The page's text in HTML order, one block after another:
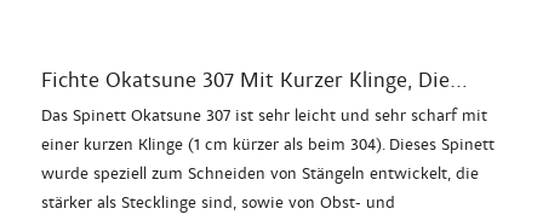
Fichte Okatsune 307 Mit Kurzer Klinge, Die...
Das Spinett Okatsune 307 ist sehr leicht und sehr scharf mit
einer kurzen Klinge (1 cm kürzer als beim 304). Dieses Spinett
wurde speziell zum Schneiden von Stängeln entwickelt, die
stärker als Stecklinge sind, sowie von Obst- und